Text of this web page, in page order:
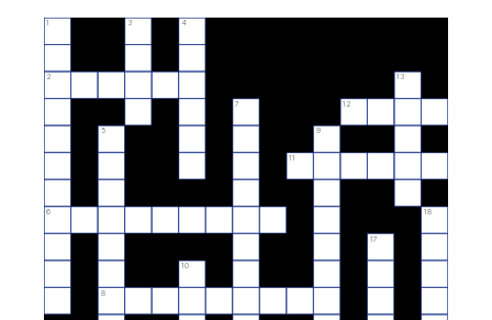
1 3 4
2 13
7 12
5 9
11
6 18
17
10
8